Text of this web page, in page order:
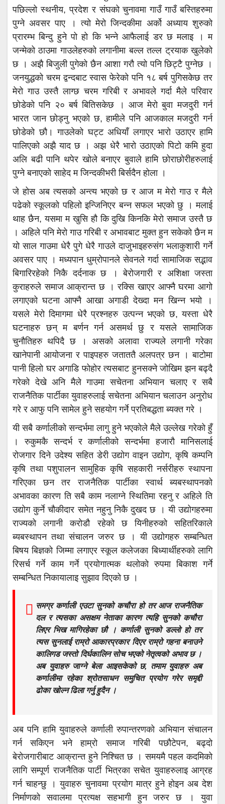
पछिल्लो स्थनीय, प्रदेश र संघको चुनावमा गाउँ गाउँ बस्तिहरुमा
पुग्ने अवसर पाए । त्यो मेरो जिन्दकीमा अर्को अध्याय शुरुको
प्रारम्भ बिन्दु हुने पो हो कि भन्ने आफैलाई डर छ मलाइ । म
जन्मेको ठाउमा गाउलेहरुको लगानीमा बल्ल तल्ल ट्रयाक खुलेको
छ । अझै बिजुली पुगेको छैन आशा गरौ त्यो पनि छिट्टै पुग्नेछ ।
जनयुद्धको चरम द्वन्दबाट स्वास फेरेको पनि १८ बर्ष पुगिसकेछ तर
मेरो गाउ उस्तै लाग्छ चरम गरिबी र अभावले गर्दा मैले परिवार
छोडेको पनि २० बर्ष बितिसकेछ । आज मेरो बुवा मजदुरी गर्न
भारत जान छोड्नु भएको छ, हामीले पनि आजकाल मजदुरी गर्न
छोडेको छौ। गाउलेको घट्ट अधियाँ लगाएर भारो उठाएर हामि
पालिएको अझै याद छ । अझ धेरै भारो उठाएको पिटो कमि हुदा
अलि बढी पानि थपेर खोले बनाएर बुवाले हामि छोराछोरीहरुलाई
पुग्ने बनाएको साहेद म जिन्दकीभरी बिर्सदैन होला ।
जे होस अब त्यसको अन्त्य भएको छ र आज म मेरो गाउ र मैले
पढेको स्कूलको पहिलो इन्जिनिएर बन्न सफल भएको छु । मलाई
थाह छैन, यसमा म खुसि हौ कि दुखि किनकि मेरो समाज उस्तै छ
। अहिले पनि मेरो गाउ गरिबी र अभावबाट मुक्त हुन सकेको छैन म
यो साल गाउमा धेरै पुगे धेरै गाउले दाजुभाइहरुसंग भलाकुशारी गर्ने
अवसर पाए । मध्यपान धुम्रोपानले सेवनले गर्दा सामाजिक सद्भाव
बिगारिरहेको निकै दर्दनाक छ । बेरोजगारी र अशिक्षा जस्ता
कुराहरुले समाज आक्रान्त छ । रक्सि खाएर आफ्नै घरमा आगो
लगाएको घटना आफ्नै आखा अगाडी देख्दा मन खिन्न भयो ।
यसले मेरो दिमागमा धेरै प्रश्नहरु उत्पन्न भएको छ, यस्ता धेरै
घटनाहरु छन् म बर्णन गर्न असमर्थ छु र यसले सामाजिक
चुनौतिहरु थपिदै छ । असको अलावा राज्यले लगानी गरेका
खानेपानी आयोजना र पाइपहरु जताततै अलपत्र छन । बाटोमा
पानी हिलो घर अगाडि फोहोर त्यसबाट हुनसक्ने जोखिम झन बढ्दै
गरेको देखे अनि मैले गाउमा सचेतना अभियान चलाए र सबै
राजनैतिक पार्टीका युवाहरुलाई सचेतना अभियान चलाउन अनुरोध
गरे र आफु पनि सामेल हुने सहयोग गर्ने प्रतिबद्धता ब्यक्त गरे ।
यी सबै कर्णालीको सन्दर्भमा लागु हुने भएकोले मैले उल्लेख गरेको हुँ
। रुकुमकै सन्दर्भ र कर्णालीको सन्दर्भमा हजारौ मानिसलाई
रोजगार दिने उदेश्य सहित डेरी उद्योग वाइन उद्योग, कृषि कम्पनि
कृषि तथा पशुपालन सामुहिक कृषि सहकारी नर्सरीहरु स्थापना
गरिएका छन तर राजनैतिक पार्टीका स्वार्थ ब्यबस्थापनको
अभावका कारण ति सबै काम नलाग्ने स्थितिमा रहनु र अहिले ति
उद्योग कुर्ने चौकीदार समेत नहुनु निकै दुखद छ । यी उद्योगहरुमा
राज्यको लगानी करोडौ रहेको छ यिनीहरुको सहितरिकाले
ब्यबस्थापन तथा संचालन जरुर छ । यी उद्योगहरु सम्बन्धित
बिषय बिज्ञको जिम्मा लगाएर स्कूल कलेजका बिध्यार्थीहरुको लागि
रिसर्च गर्ने काम गर्ने प्रयोगात्मक थलोको रुपमा बिकाश गर्ने
सम्बन्धित निकायालाइ सुझाव दिएको छ ।
समग्र कर्णाली एउटा सुनको कचौरा हो तर आज राजनैतिक
दल र त्यसका असक्षम नेताका कारण त्यहि सुनको कचौरा
लिएर भिख मागिरहेका छौ । कर्णाली सुनको डल्लो हो तर
त्यस सुनलाई राम्रो आकारप्रकार दिएर राम्रो गहना बनाउने
कालिगड जस्तो दिर्घकालिन सोच भएको नेतृत्वको अभाव छ ।
अब युवाहरु जाग्ने बेला आइसकेको छ, तमाम युवाहरु अब
कर्णालीमा रहेका श्रोतसाधन समुचित प्रयोग गरेर समृद्दी
ढोका खोल्न ढिला गर्नु हुदैन ।
अब पनि हामि युवाहरुले कर्णाली रुपान्तरणको अभियान संचालन
गर्न सकिएन भने हाम्रो समाज गरिबी पछौटेपन, बढ्दो
बेरोजगारीबाट आक्रान्त हुने निश्चित छ । समयमै पहल कदमिको
लागि सम्पूर्ण राजनैतिक पार्टी भित्रका सचेत युवाहरुलाइ आग्रह
गर्न चाहन्छु । युवाहरु चुनावमा प्रयोग मात्र हुने होइन अब देश
निर्माणको सवालमा प्रत्यक्ष सहभागी हुन जरुर छ । युवा